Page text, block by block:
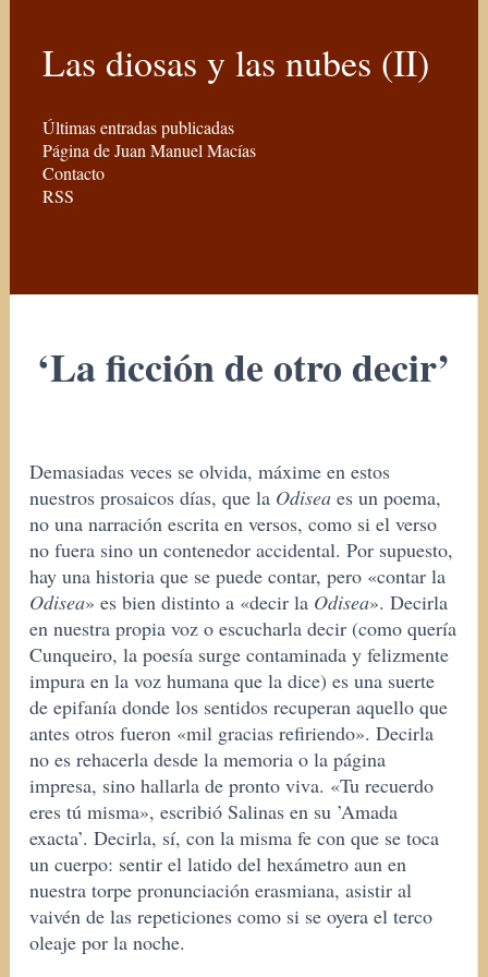
Las diosas y las nubes (II)
Últimas entradas publicadas
Página de Juan Manuel Macías
Contacto
RSS
‘La ficción de otro decir’
Demasiadas veces se olvida, máxime en estos
nuestros prosaicos días, que la Odiseaes un poema,
no una narración escrita en versos, como si el verso
no fuera sino un contenedor accidental. Por supuesto,
hay una historia que se puede contar, pero «contar la
Odisea» es bien distinto a «decir la Odisea». Decirla
en nuestra propia voz o escucharla decir (como quería
Cunqueiro, la poesía surge contaminada y felizmente
impura en la voz humana que la dice) es una suerte
de epifanía donde los sentidos recuperan aquello que
antes otros fueron «mil gracias refiriendo». Decirla
no es rehacerla desde la memoria o la página
impresa, sino hallarla de pronto viva. «Tu recuerdo
eres tú misma», escribió Salinas en su ’Amada
exacta’. Decirla, sí, con la misma fe con que se toca
un cuerpo: sentir el latido del hexámetro aun en
nuestra torpe pronunciación erasmiana, asistir al
vaivén de las repeticiones como si se oyera el terco
oleaje por la noche.